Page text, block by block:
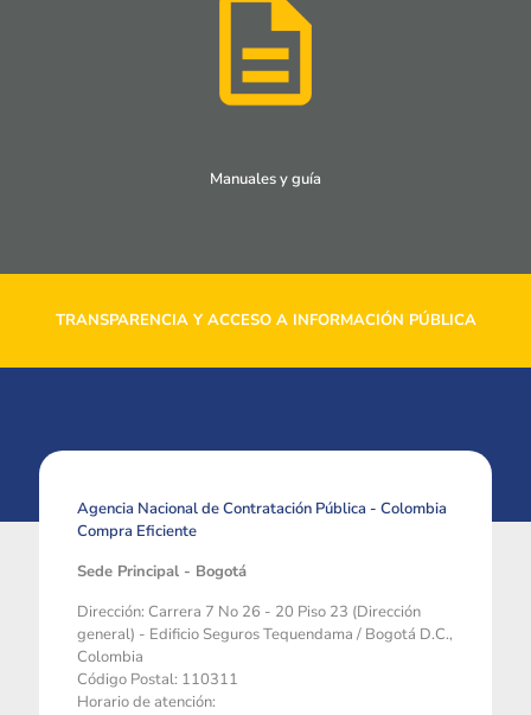
Manuales y guía
TRANSPARENCIA Y ACCESO A INFORMACIÓN PÚBLICA
Agencia Nacional de Contratación Pública - Colombia
Compra Eficiente
Sede Principal - Bogotá
Dirección: Carrera 7 No 26 - 20 Piso 23 (Dirección
general) - Edificio Seguros Tequendama / Bogotá D.C.,
Colombia
Código Postal: 110311
Horario de atención: